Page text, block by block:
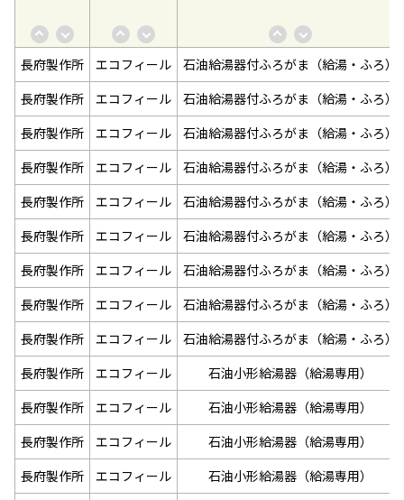
長府製作所 エコフィール
石油給湯器付ふろがま（給湯・ふろ）
長府製作所
エコフィール
石油給湯器付ふろがま（給湯・ふろ）
長府製作所
エコフィール
石油給湯器付ふろがま（給湯・ふろ）
長府製作所
エコフィール
石油給湯器付ふろがま（給湯・ふろ）
長府製作所
エコフィール
石油給湯器付ふろがま（給湯・ふろ）
長府製作所
エコフィール
石油給湯器付ふろがま（給湯・ふろ）
長府製作所
エコフィール
石油給湯器付ふろがま（給湯・ふろ）
長府製作所
エコフィール
石油給湯器付ふろがま（給湯・ふろ）
長府製作所
エコフィール
石油給湯器付ふろがま（給湯・ふろ）
長府製作所
エコフィール
石油小形給湯器（給湯専用）
長府製作所
エコフィール
石油小形給湯器（給湯専用）
長府製作所
エコフィール
石油小形給湯器（給湯専用）
長府製作所
エコフィール
石油小形給湯器（給湯専用）